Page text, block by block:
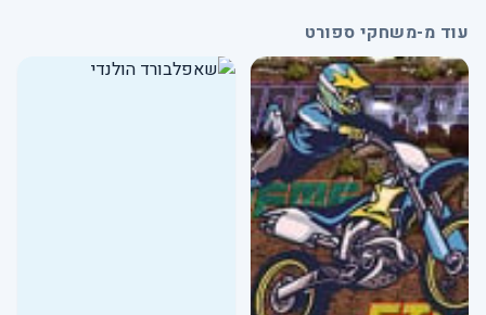
עוד מ-משחקי ספורט